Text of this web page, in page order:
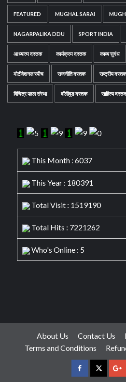
FEATURED MUGHAL SARAI
NAGARPALIKA DDU SPORT INDIA
आध्यात्म दस्तक कार्यक्रम दस्तक काव्य सुगंध
मोटीवेशनल स्पीच राजनीति दस्तक राष्ट्रीय दस्तक
विचित्र पहल संस्था वॉलीवुड दस्तक साहित्य
This Month : 6037
This Year : 180391
Total Visit : 1519190
Total Hits : 7221262
Who's Online : 5
About Us Contact Us
Terms and Conditions
facebookTwitter